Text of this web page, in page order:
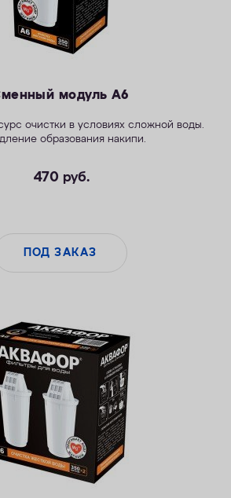
модуль А6
очистки в условиях сложной воды.
образования накипи.
470 руб.
ПОД ЗАКАЗ